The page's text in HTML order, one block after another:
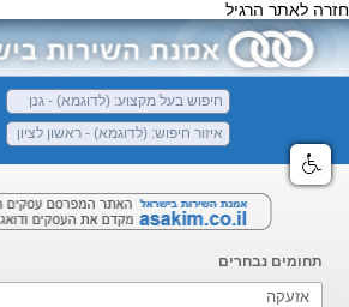
חזרה לאתר הרגיל
תחומים נבחרים
אזעקה